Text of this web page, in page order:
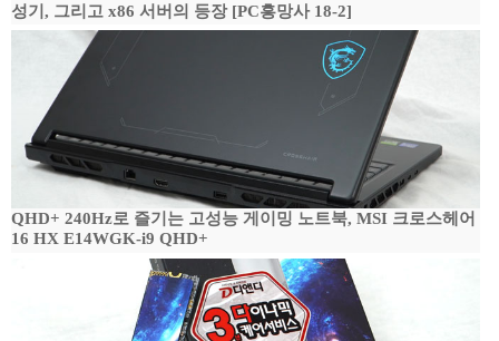
성기, 그리고 x86 서버의 등장 [PC흥망사 18-2]
QHD+ 240Hz로 즐기는 고성능 게이밍 노트북, MSI 크로스헤어
16 HX E14WGK-i9 QHD+